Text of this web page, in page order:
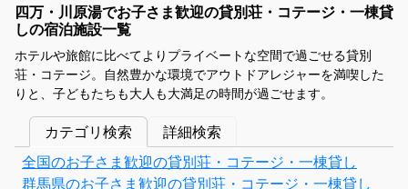
四万・川原湯でお子さま歓迎の貸別荘・コテージ・一棟貸
しの宿泊施設一覧
ホテルや旅館に比べてよりプライベートな空間で過ごせる貸別
荘・コテージ。自然豊かな環境でアウトドアレジャーを満喫した
りと、子どもたちも大人も大満足の時間が過ごせます。
カテゴリ検索
詳細検索
全国のお子さま歓迎の貸別荘・コテージ・一棟貸し
群馬県のお子さま歓迎の貸別荘・コテージ・一棟貸し